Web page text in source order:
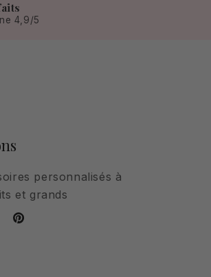
4,9/5
personnalisés à
et grands
Pinterest